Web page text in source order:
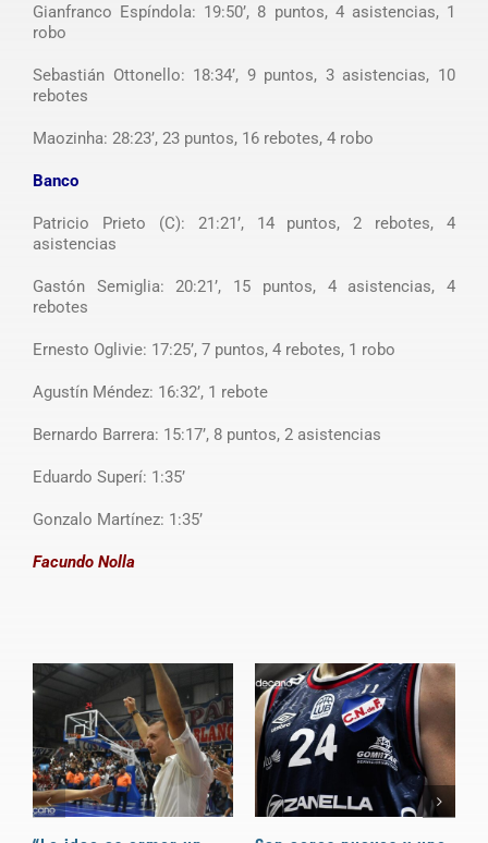
Gianfranco Espíndola: 19:50’, 8 puntos, 4 asistencias, 1
robo
Sebastián Ottonello: 18:34’, 9 puntos, 3 asistencias, 10
rebotes
Maozinha: 28:23’, 23 puntos, 16 rebotes, 4 robo
Banco
Patricio Prieto (C): 21:21’, 14 puntos, 2 rebotes, 4
asistencias
Gastón Semiglia: 20:21’, 15 puntos, 4 asistencias, 4
rebotes
Ernesto Oglivie: 17:25’, 7 puntos, 4 rebotes, 1 robo
Agustín Méndez: 16:32’, 1 rebote
Bernardo Barrera: 15:17’, 8 puntos, 2 asistencias
Eduardo Superí: 1:35’
Gonzalo Martínez: 1:35’
Facundo Nolla